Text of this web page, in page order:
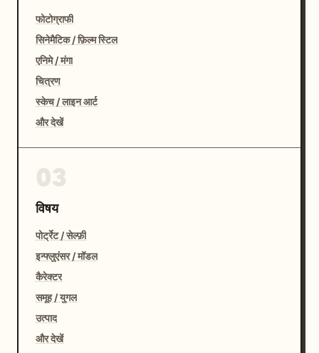
फोटोग्राफी
सिनेमैटिक / फ़िल्म स्टिल
एनिमे / मंगा
चित्रण
स्केच / लाइन आर्ट
और देखें
विषय
पोर्ट्रेट / सेल्फ़ी
इन्फ्लुएंसर / मॉडल
कैरेक्टर
समूह / युगल
उत्पाद
और देखें